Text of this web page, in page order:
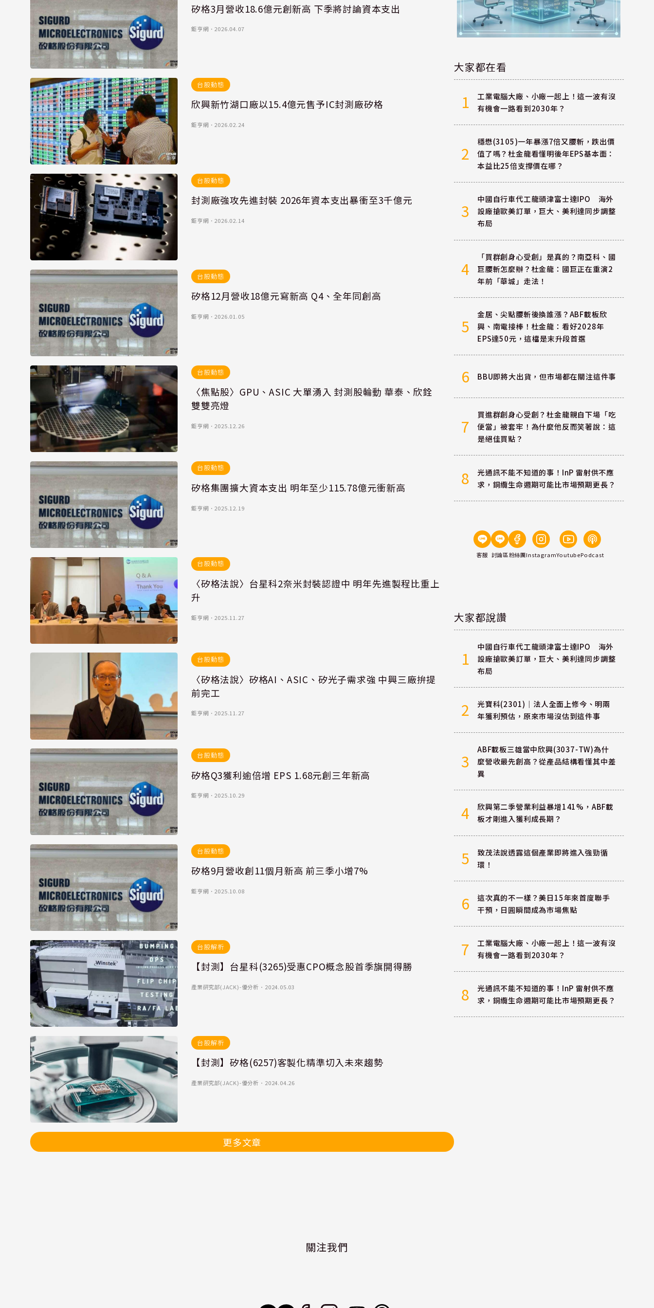
矽格3月營收18.6億元創新高 下季將討論資本支出
鉅亨網 ． 2026.04.07
台股動態
欣興新竹湖口廠以15.4億元售予IC封測廠矽格
鉅亨網 ． 2026.02.24
台股動態
封測廠強攻先進封裝 2026年資本支出暴衝至3千億元
鉅亨網 ． 2026.02.14
台股動態
矽格12月營收18億元寫新高 Q4、全年同創高
鉅亨網 ． 2026.01.05
台股動態
〈焦點股〉GPU、ASIC 大單湧入 封測股輪動 華泰、欣銓
雙雙亮燈
鉅亨網 ． 2025.12.26
台股動態
矽格集團擴大資本支出 明年至少115.78億元衝新高
鉅亨網 ． 2025.12.19
台股動態
〈矽格法說〉台星科2奈米封裝認證中 明年先進製程比重上
升
鉅亨網 ． 2025.11.27
台股動態
〈矽格法說〉矽格AI、ASIC、矽光子需求強 中興三廠拚提
前完工
鉅亨網 ． 2025.11.27
台股動態
矽格Q3獲利逾倍增 EPS 1.68元創三年新高
鉅亨網 ． 2025.10.29
台股動態
矽格9月營收創11個月新高 前三季小增7%
鉅亨網 ． 2025.10.08
台股解析
【封測】台星科(3265)受惠CPO概念股首季旗開得勝
產業研究部(JACK)-優分析 ． 2024.05.03
台股解析
【封測】矽格(6257)客製化精準切入未來趨勢
產業研究部(JACK)-優分析 ． 2024.04.26
更多文章
大家都在看
1
工業電腦大廠、小廠一起上！這一波有沒
有機會一路看到2030年？
2
穩懋(3105)一年暴漲7倍又腰斬，跌出價
值了嗎？杜金龍看懂明後年EPS基本面：
本益比25倍支撐價在哪？
3
中國自行車代工龍頭津富士達IPO 海外
設廠搶歐美訂單，巨大、美利達同步調整
布局
4
「買群創身心受創」是真的？南亞科、國
巨腰斬怎麼辦？杜金龍：國巨正在重演2
年前「華城」走法！
5
金居、尖點腰斬後換誰漲？ABF載板欣
興、南電接棒！杜金龍：看好2028年
EPS達50元，這檔是末升段首選
6 BBU即將大出貨，但市場都在關注這件事
7
買進群創身心受創？杜金龍親自下場「吃
便當」被套牢！為什麼他反而笑著說：這
是絕佳買點？
8
光通訊不能不知道的事！InP 雷射供不應
求，銅纜生命週期可能比市場預期更長？
客服 討論區粉絲團InstagramYoutubePodcast
大家都說讚
1
中國自行車代工龍頭津富士達IPO 海外
設廠搶歐美訂單，巨大、美利達同步調整
布局
2
光寶科(2301)｜法人全面上修今、明兩
年獲利預估，原來市場沒估到這件事
3
ABF載板三雄當中欣興(3037-TW)為什
麼營收最先創高？從產品結構看懂其中差
異
4
欣興第二季營業利益暴增141%，ABF載
板才剛進入獲利成長期？
5
致茂法說透露這個產業即將進入強勁循
環！
6
這次真的不一樣？美日15年來首度聯手
干預，日圓瞬間成為市場焦點
7
工業電腦大廠、小廠一起上！這一波有沒
有機會一路看到2030年？
8
光通訊不能不知道的事！InP 雷射供不應
求，銅纜生命週期可能比市場預期更長？
關注我們